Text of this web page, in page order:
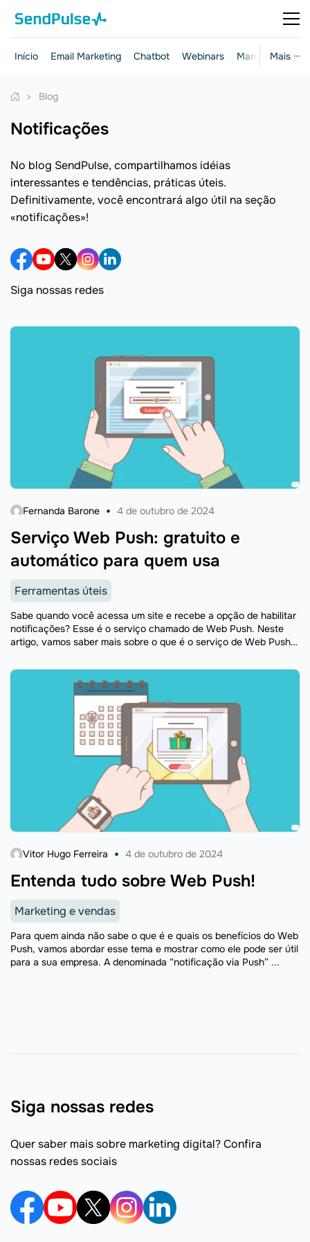
Mais ···
Início Email Marketing Chatbot Webinars Marketing e
Blog
notificações
No blog SendPulse, compartilhamos idéias
interessantes e tendências, práticas úteis.
Definitivamente, você encontrará algo útil na seção
«notificações»!
Siga nossas redes
Serviço Web Push: gratuito e
automático para quem usa
Fernanda Barone 4 de outubro de 2024
Ferramentas úteis
Sabe quando você acessa um site e recebe a opção de habilitar
notificações? Esse é o serviço chamado de Web Push. Neste
artigo, vamos saber mais sobre o que é o serviço de Web Push
Entenda tudo sobre Web Push!
Vitor Hugo Ferreira 4 de outubro de 2024
Marketing e vendas
Para quem ainda não sabe o que é e quais os benefícios do Web
Push, vamos abordar esse tema e mostrar como ele pode ser útil
para a sua empresa. A denominada “notificação via Push” ...
Siga nossas redes
Quer saber mais sobre marketing digital? Confira
nossas redes sociais